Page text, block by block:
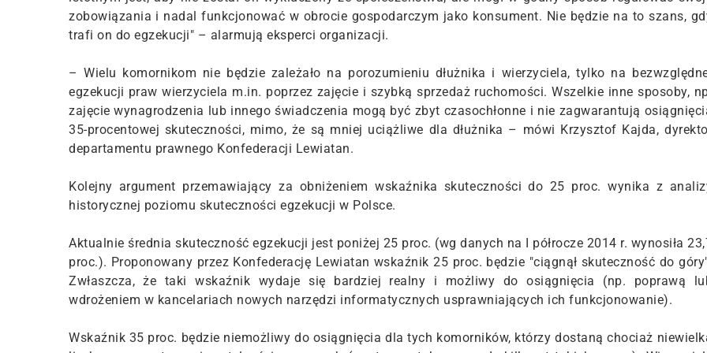
zobowiązania i nadal funkcjonować w obrocie gospodarczym jako konsument. Nie będzie na to szans,
trafi on do egzekucji" – alarmują eksperci organizacji.
– Wielu komornikom nie będzie zależało na porozumieniu dłużnika i wierzyciela, tylko na
egzekucji praw wierzyciela m.in. poprzez zajęcie i szybką sprzedaż ruchomości. Wszelkie inne sposoby,
zajęcie wynagrodzenia lub innego świadczenia mogą być zbyt czasochłonne i nie zagwarantują
35-procentowej skuteczności, mimo, że są mniej uciążliwe dla dłużnika – mówi Krzysztof Kajda,
departamentu prawnego Konfederacji Lewiatan.
Kolejny argument przemawiający za obniżeniem wskaźnika skuteczności do 25 proc. wynika z
historycznej poziomu skuteczności egzekucji w Polsce.
Aktualnie średnia skuteczność egzekucji jest poniżej 25 proc. (wg danych na I półrocze 2014 r. wynosiła
proc.). Proponowany przez Konfederację Lewiatan wskaźnik 25 proc. będzie "ciągnął skuteczność do
Zwłaszcza, że taki wskaźnik wydaje się bardziej realny i możliwy do osiągnięcia (np. poprawą
wdrożeniem w kancelariach nowych narzędzi informatycznych usprawniających ich funkcjonowanie).
Wskaźnik 35 proc. będzie niemożliwy do osiągnięcia dla tych komorników, którzy dostaną chociaż